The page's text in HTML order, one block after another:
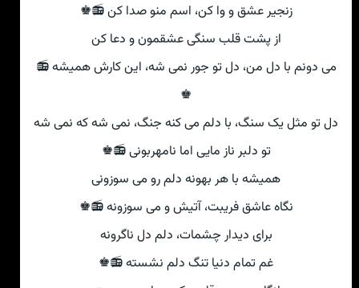
زنجیر عشق و وا کن، اسم منو صدا کن 📻♚
از پشت قلب سنگی عشقمون و دعا کن
می دونم با دل من، دل تو جور نمی شه، این کارش همیشه 📻
♚
دل تو مثل یک سنگ، با دلم می کنه جنگ، نمی شه که نمی شه
تو دلبر ناز مایی اما نامهربونی 📻♚
همیشه با هر بهونه دلم رو می سوزونی
نگاه عاشق فریبت، آتیش و می سوزونه 📻♚
برای دیدار چشمات، دلم دل ناگرونه
غم تمام دنیا تنگ دلم نشسته 📻♚